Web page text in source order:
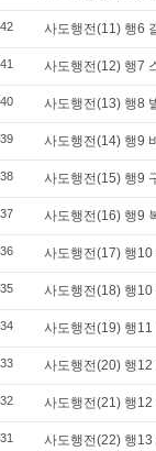
사도행전(11) 행6
사도행전(12) 행7
사도행전(13) 행8
사도행전(14) 행9
사도행전(15) 행9
사도행전(16) 행9
사도행전(17) 행10
사도행전(18) 행10
사도행전(19) 행11
사도행전(20) 행12
사도행전(21) 행
사도행전(22) 행13